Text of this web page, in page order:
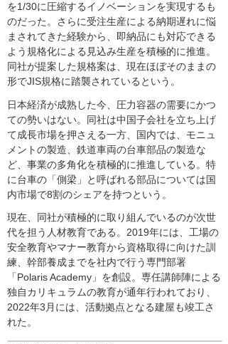
を1/30に圧縮するイノベーションを実現するも
のだった。さらに受注生産による納期遅れに悩
まされてきた経験から、即納品にも対応できる
よう規格化による見込み生産を積極的に推進。
同社が提案した規格案は、現在ほぼそのままの
形でJIS規格に踏襲されているという。
日本経済が成熟した今、圧力容器の需要にかつ
ての勢いはない。同社は中国子会社を立ち上げ
て成長市場を押さえる一方、国内では、モニュ
メントの製造、鉄道車両の台車部品の製造な
ど、事業の多角化を積極的に推進している。特
に台車の「側梁」と呼ばれる部品については国
内市場で8割のシェアを持つという。
現在、同社が積極的に取り組んでいるのが次世
代を担う人材教育である。2019年には、工場の
安全教育やマナー教育から資格取得に向けた訓
練、幹部養成までを社内で行う専門部署
「Polaris Academy」を創設。専任講師陣による
独自カリキュラムの教育が通年行われており、
2022年3月には、活動拠点となる建屋も竣工さ
れた。